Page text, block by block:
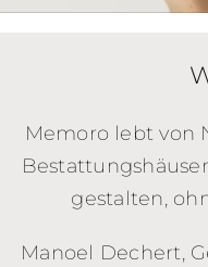
Memoro lebt von
gestalten,
Manoel Dechert,